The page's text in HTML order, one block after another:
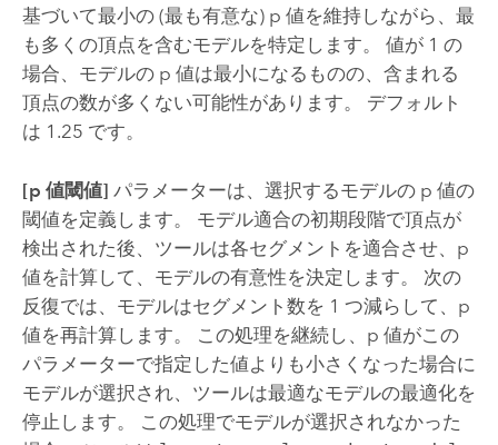
基づいて最小の (最も有意な) p 値を維持しながら、最
も多くの頂点を含むモデルを特定します。 値が 1 の
場合、モデルの p 値は最小になるものの、含まれる
頂点の数が多くない可能性があります。 デフォルト
は 1.25 です。
[p 値閾値] パラメーターは、選択するモデルの p 値の
閾値を定義します。 モデル適合の初期段階で頂点が
検出された後、ツールは各セグメントを適合させ、p
値を計算して、モデルの有意性を決定します。 次の
反復では、モデルはセグメント数を 1 つ減らして、p
値を再計算します。 この処理を継続し、p 値がこの
パラメーターで指定した値よりも小さくなった場合に
モデルが選択され、ツールは最適なモデルの最適化を
停止します。 この処理でモデルが選択されなかった